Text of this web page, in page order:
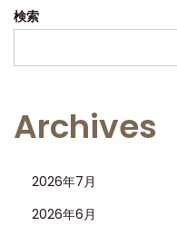
ナ
グ
リ
ン
ゴ
検索
Archives
2026年7月
2026年6月